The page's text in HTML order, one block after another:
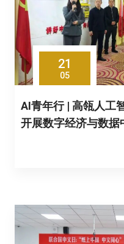
21
05
AI青年行 | 高瓴人工
开展数字经济与数据